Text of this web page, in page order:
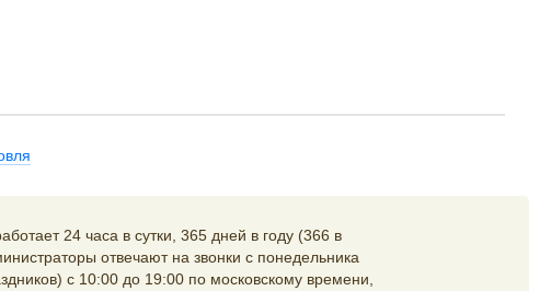
24 часа в сутки, 365 дней в году (366 в
отвечают на звонки с понедельника
с 10:00 до 19:00 по московскому времени,